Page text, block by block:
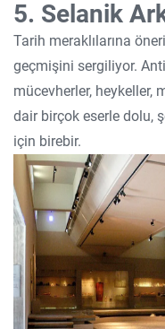
5. Selanik
Tarih meraklılarına
geçmişini sergiliyor.
mücevherler, heykeller,
dair birçok eserle dolu,
için birebir.